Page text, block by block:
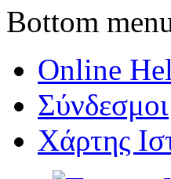
Bottom
Online
Σύνδεσμοι
Χάρτης